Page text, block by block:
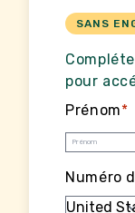
SANS
pour
Prénom*
Numéro